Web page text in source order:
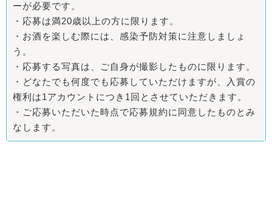
ーが必要です。
・応募は満20歳以上の方に限ります。
・お酒を楽しむ際には、感染予防対策に注意しましょ
う。
・応募する写真は、ご自身が撮影したものに限ります。
・どなたでも何度でも応募していただけますが、入賞の
権利は1アカウントにつき1回とさせていただきます。
・ご応募いただいた時点で応募規約に同意したものとみ
なします。